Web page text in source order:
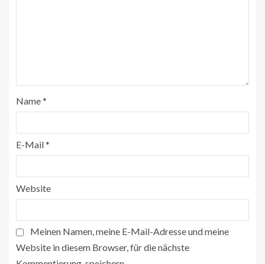
Name*
E-Mail*
Website
Meinen Namen, meine E-Mail-Adresse und meine
Website in diesem Browser, für die nächste